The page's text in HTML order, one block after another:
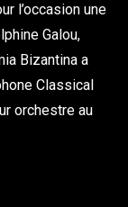
l’occasion une
Galou,
Bizantina a
Classical
orchestre au